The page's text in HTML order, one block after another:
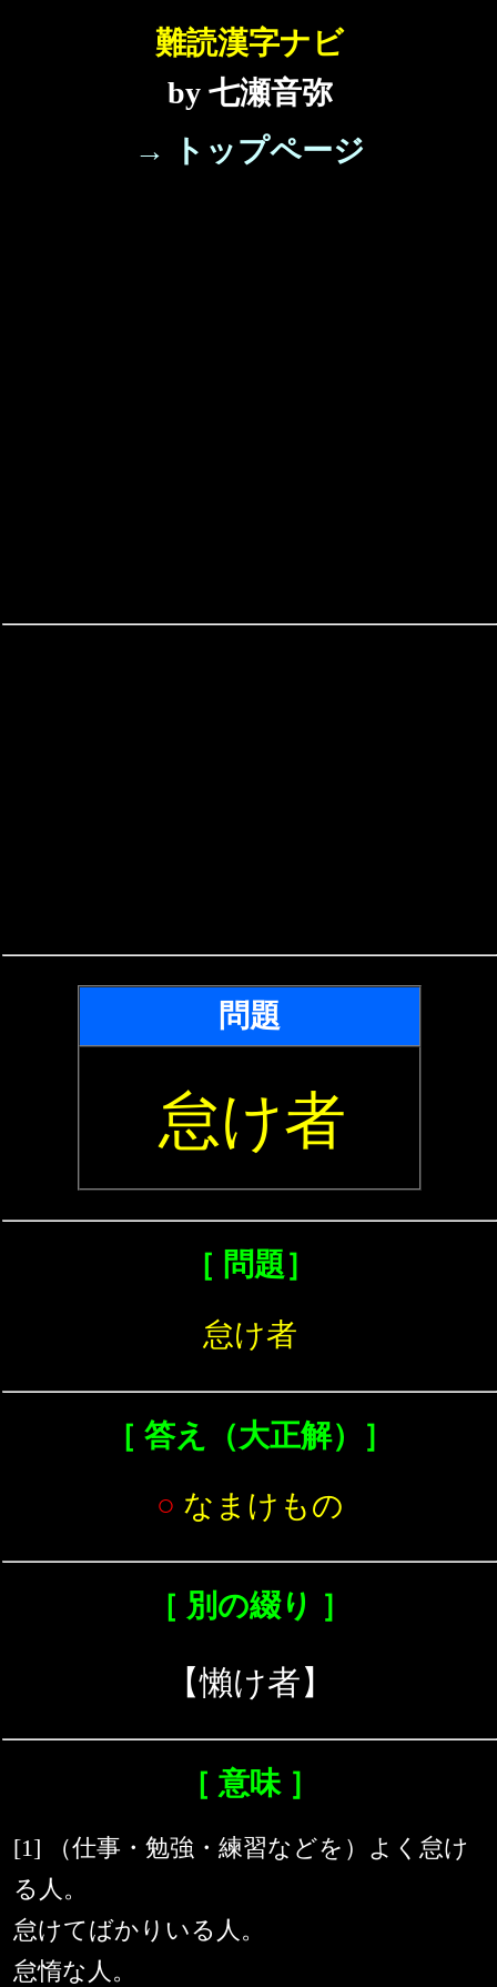
難読漢字ナビ
by 七瀬音弥
→ トップページ
問題
怠け者
［ 問題］
怠け者
［ 答え（大正解）］
○ なまけもの
［ 別の綴り ］
【懶け者】
［ 意味 ］
[1] （仕事・勉強・練習などを）よく怠け
る人。
怠けてばかりいる人。
怠惰な人。